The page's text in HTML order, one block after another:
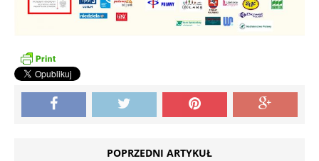
POPRZEDNI ARTYKUŁ